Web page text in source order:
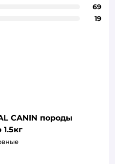
69
19
CANIN породы